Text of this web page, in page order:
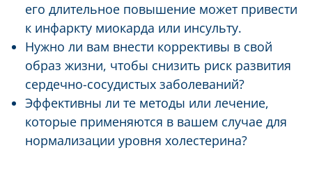
его длительное повышение может привести
к инфаркту миокарда или инсульту.
Нужно ли вам внести коррективы в свой
образ жизни, чтобы снизить риск развития
сердечно-сосудистых заболеваний?
Эффективны ли те методы или лечение,
которые применяются в вашем случае для
нормализации уровня холестерина?